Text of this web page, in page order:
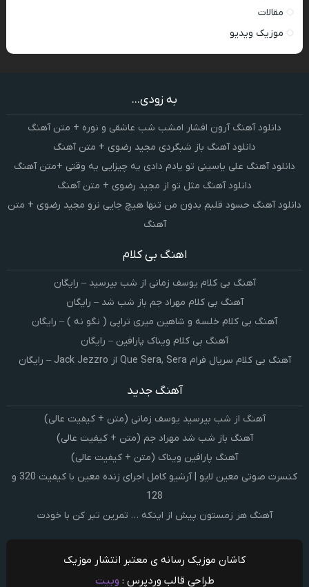
مقالات
موزیک ویدیو
به زودی...
دانلود آهنگ آرون افشار امشب شب عاشقی و نوره + متن آهنگ
دانلود آهنگ باز شبگردی مجید رضوی + متن آهنگ
دانلود آهنگ علی یاسینی تو یادم دادی یه چیزایی یه وقتی +متن آهنگ
دانلود آهنگ مثل تو از مجید رضوی + متن آهنگ
دانلود آهنگ حسود قلبم بدون من تنها هیچ جایی نرو مجید رضوی + متن
آهنگ
اهنگ بی کلام
آهنگ بی کلام یوسف زمانی از شب بپرسید – رایگان
آهنگ بی کلام مهراد جم باز شب شد – رایگان
آهنگ بی کلام خلسه و شاهین میری تراپی ( نگو نه ) – رایگان
آهنگ بی کلام ویناک پارافین – رایگان
آهنگ بی کلام سریال فرام Que Sera, Sera از Jack Jezzro – رایگان
آهنگ جدید
آهنگ از شب بپرسید یوسف زمانی (متن + کیفیت عالی)
آهنگ باز شب شد مهراد جم (متن + کیفیت عالی)
آهنگ پارافین ویناک (متن + کیفیت عالی)
کنسرت صوتی معین لایو | آرشیو کامل اجرای زنده معین با کیفیت 320 و
128
آهنگ هر زمستون پیش از اینکه … تمرین تبر کن با خودت
کاشان موزیک رسانه ی معتبر انتشار موزیک
طراحی قالب وردپرس : وبیت